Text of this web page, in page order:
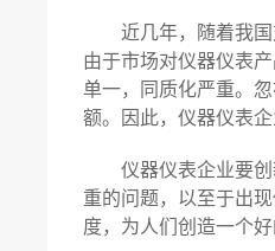
近几年，随着我国
由于市场对仪器仪表
单一，同质化严重。
额。因此，仪器仪表
仪器仪表企业要创
重的问题，以至于出
度，为人们创造一个